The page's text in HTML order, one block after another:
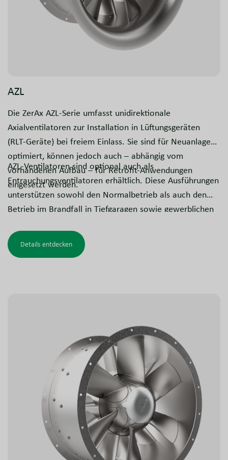
AZL
Die ZerAx AZL-Serie umfasst unidirektionale
Axialventilatoren zur Installation in Lüftungsgeräten
(RLT-Geräte) bei freiem Einlass. Sie sind für Neuanlagen
optimiert, können jedoch auch – abhängig vom
vorhandenen Aufbau – für Retrofit-Anwendungen
eingesetzt werden.
AZL-Ventilatoren sind optional auch als
Entrauchungsventilatoren erhältlich. Diese Ausführungen
unterstützen sowohl den Normalbetrieb als auch den
Betrieb im Brandfall in Tiefgaragen sowie gewerblichen
Anlagen. Das Entrauchungs-Ausführung ist gemäß dem
geltenden Stand der Technik getestet und zugelassen.
Details entdecken